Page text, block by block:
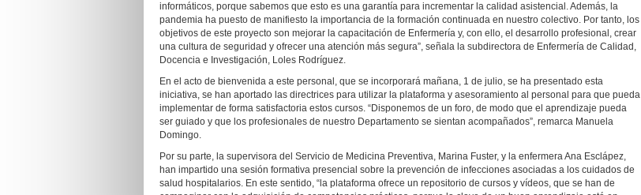
informáticos, porque sabemos que esto es una garantía para incrementar la calidad asistencial. Además, la
pandemia ha puesto de manifiesto la importancia de la formación continuada en nuestro colectivo. Por tanto, los
objetivos de este proyecto son mejorar la capacitación de Enfermería y, con ello, el desarrollo profesional, crear
una cultura de seguridad y ofrecer una atención más segura”, señala la subdirectora de Enfermería de Calidad,
Docencia e Investigación, Loles Rodríguez.
En el acto de bienvenida a este personal, que se incorporará mañana, 1 de julio, se ha presentado esta
iniciativa, se han aportado las directrices para utilizar la plataforma y asesoramiento al personal para que pueda
implementar de forma satisfactoria estos cursos. “Disponemos de un foro, de modo que el aprendizaje pueda
ser guiado y que los profesionales de nuestro Departamento se sientan acompañados”, remarca Manuela
Domingo.
Por su parte, la supervisora del Servicio de Medicina Preventiva, Marina Fuster, y la enfermera Ana Esclápez,
han impartido una sesión formativa presencial sobre la prevención de infecciones asociadas a los cuidados de
salud hospitalarios. En este sentido, “la plataforma ofrece un repositorio de cursos y vídeos, que se han de